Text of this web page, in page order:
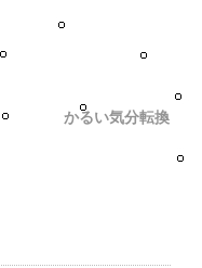
かるい気分転換